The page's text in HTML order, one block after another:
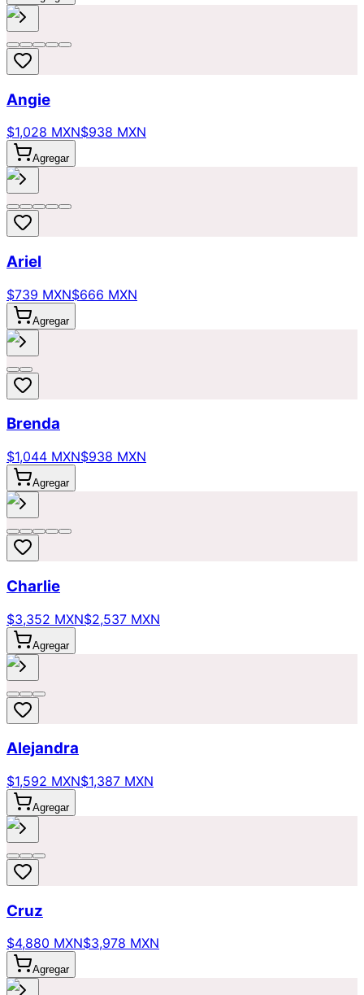
Angie
$1,028 MXN$938 MXN
Agregar
Ariel
$739 MXN$666 MXN
Agregar
Brenda
$1,044 MXN$938 MXN
Agregar
Charlie
$3,352 MXN$2,537 MXN
Agregar
Alejandra
$1,592 MXN$1,387 MXN
Agregar
Cruz
$4,880 MXN$3,978 MXN
Agregar